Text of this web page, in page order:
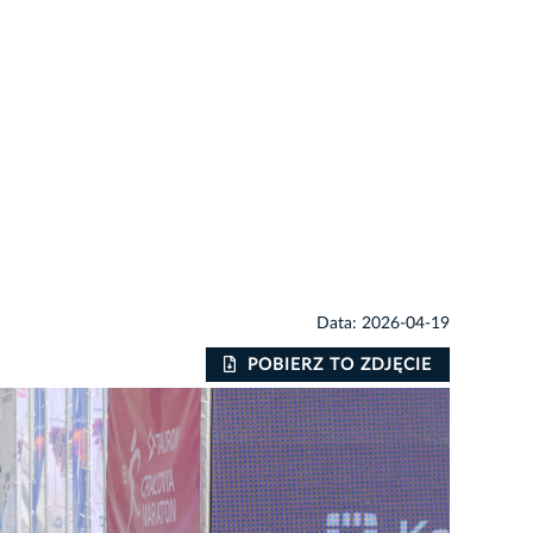
Data: 2026-04-19
POBIERZ TO ZDJĘCIE